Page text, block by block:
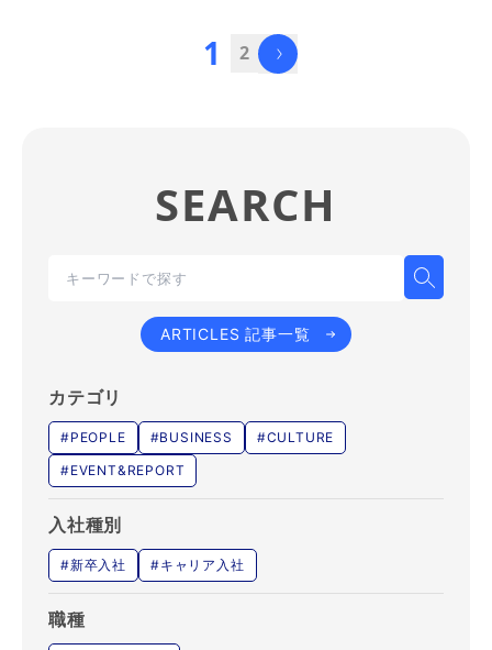
1 2
SEARCH
ARTICLES 記事一覧
カテゴリ
#PEOPLE #BUSINESS
#CULTURE
#EVENT&REPORT
入社種別
#新卒入社 #キャリア入社
職種